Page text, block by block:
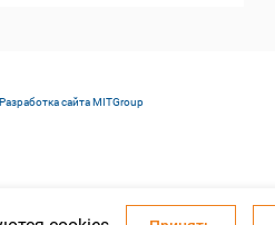
сайтаMITGroup